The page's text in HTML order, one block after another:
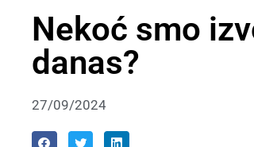
Nekoć smo
danas?
27/09/2024